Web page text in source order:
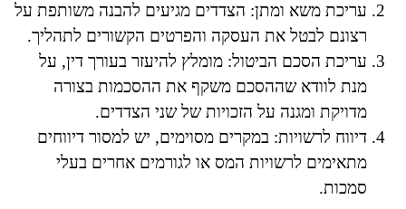
עריכת משא ומתן: הצדדים מגיעים להבנה משותפת על
רצונם לבטל את העסקה והפרטים הקשורים לתהליך.
עריכת הסכם הביטול: מומלץ להיעזר בעורך דין, על
מנת לוודא שההסכם משקף את ההסכמות בצורה
מדויקת ומגנה על הזכויות של שני הצדדים.
דיווח לרשויות: במקרים מסוימים, יש למסור דיווחים
מתאימים לרשויות המס או לגורמים אחרים בעלי
סמכות.